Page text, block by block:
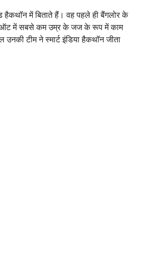
हैकथॉन में बिताते हैं। वह पहले ही बैंगलोर के
में सबसे कम उम्र के जज के रूप में काम
टीम ने स्मार्ट इंडिया हैकथॉन जीता